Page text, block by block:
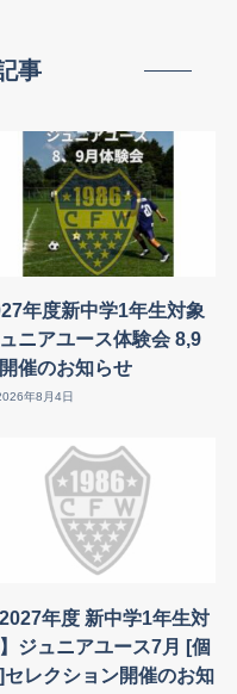
事
年度新中学1年生対象
ニアユース体験会 8,9
催のお知らせ
年8月4日
2027年度 新中学1年生対
ジュニアユース7月 [個
セレクション開催のお知